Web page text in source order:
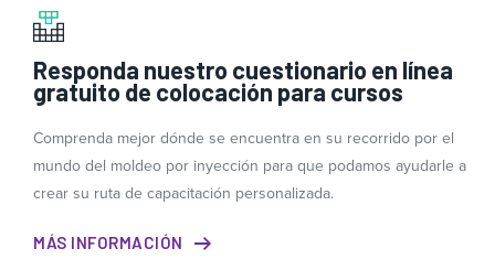
Responda nuestro cuestionario en línea
gratuito de colocación para cursos
Comprenda mejor dónde se encuentra en su recorrido por el
mundo del moldeo por inyección para que podamos ayudarle a
crear su ruta de capacitación personalizada.
MÁS INFORMACIÓN